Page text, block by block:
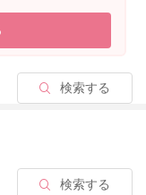
検索する
検索する